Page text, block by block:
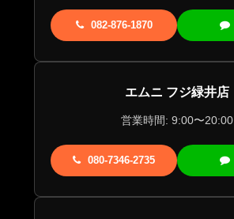
082-876-1870
エムニ フジ緑井店
営業時間: 9:00〜20:00
080-7346-2735